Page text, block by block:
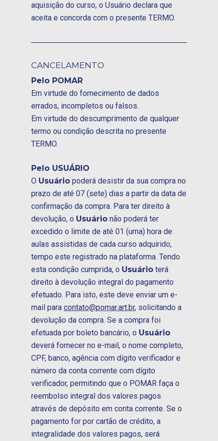
aquisição do curso, o Usuário declara que
aceita e concorda com o presente TERMO.
CANCELAMENTO
Pelo POMAR
Em virtude do fornecimento de dados
errados, incompletos ou falsos.
Em virtude do descumprimento de qualquer
termo ou condição descrita no presente
TERMO.
Pelo USUÁRIO
O Usuário poderá desistir da sua compra no
prazo de até 07 (sete) dias a partir da data de
confirmação da compra. Para ter direito à
devolução, o Usuário não poderá ter
excedido o limite de até 01 (uma) hora de
aulas assistidas de cada curso adquirido,
tempo este registrado na plataforma. Tendo
esta condição cumprida, o Usuário terá
direito à devolução integral do pagamento
efetuado. Para isto, este deve enviar um e-
mail paracontato@pomar.art.br, solicitando a
devolução da compra. Se a compra foi
efetuada por boleto bancário, o Usuário
deverá fornecer no e-mail, o nome completo,
CPF, banco, agência com dígito verificador e
número da conta corrente com dígito
verificador, permitindo que o POMAR faça o
reembolso integral dos valores pagos
através de depósito em conta corrente. Se o
pagamento for por cartão de crédito, a
integralidade dos valores pagos, será